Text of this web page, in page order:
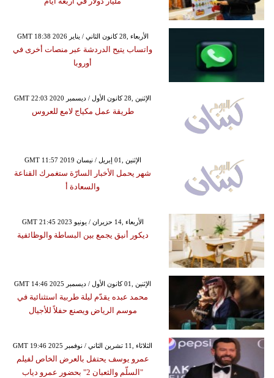
GMT 18:38 2026 الأربعاء ,28 كانون الثاني / يناير
واتساب يتيح الدردشة عبر منصات أخرى في
أوروبا
GMT 22:03 2020 الإثنين ,28 كانون الأول / ديسمبر
طريقة عمل مكياج لامع للعروس
GMT 11:57 2019 الإثنين ,01 إبريل / نيسان
شهر يحمل الأخبار السارّة ستغمرك القناعة
والسعادة أ
GMT 21:45 2023 الأربعاء ,14 حزيران / يونيو
ديكور أنيق يجمع بين البساطة والوظائفية
GMT 14:46 2025 الإثنين ,01 كانون الأول / ديسمبر
محمد عبده يقدّم ليلة طربية استثنائية في
موسم الرياض ويصنع حفلاً للأجيال
GMT 19:46 2025 الثلاثاء ,11 تشرين الثاني / نوفمبر
عمرو يوسف يحتفل بالعرض الخاص لفيلم
"السلّم والثعبان 2" بحضور عمرو دياب